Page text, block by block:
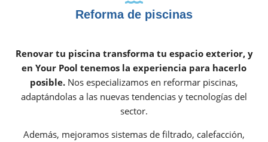
Reforma de piscinas
Renovar tu piscina transforma tu espacio exterior, y
en Your Pool tenemos la experiencia para hacerlo
posible. Nos especializamos en reformar piscinas,
adaptándolas a las nuevas tendencias y tecnologías del
sector.
Además, mejoramos sistemas de filtrado, calefacción,